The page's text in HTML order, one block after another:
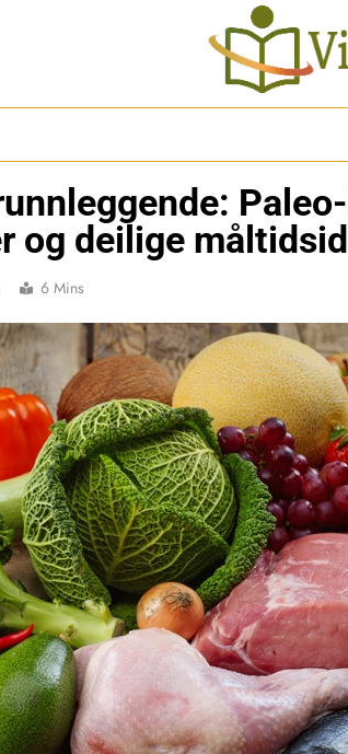
og deilige
6 Mins